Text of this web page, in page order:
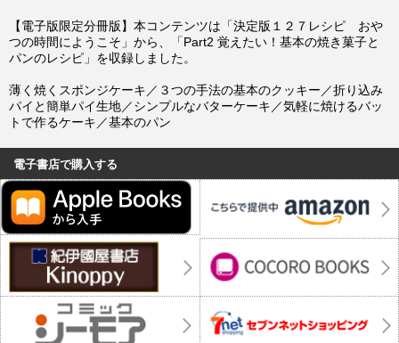
【電子版限定分冊版】本コンテンツは「決定版１２７レシピ おや
つの時間にようこそ」から、「Part2 覚えたい！基本の焼き菓子と
パンのレシピ」を収録しました。
薄く焼くスポンジケーキ／３つの手法の基本のクッキー／折り込み
パイと簡単パイ生地／シンプルなバターケーキ／気軽に焼けるバッ
トで作るケーキ／基本のパン
電子書店で購入する